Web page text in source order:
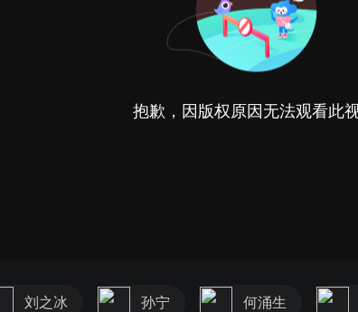
抱歉，因版权原因无法观看此
刘之冰 孙宁 何涌生